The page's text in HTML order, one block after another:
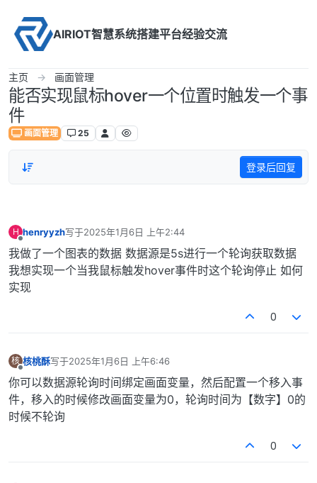
AIRIOT智慧系统搭建平台经验交流
主页 画面管理
能否实现鼠标hover一个位置时触发一个事
件
画面管理 25
登录后回复
H
离线
henryyzh写于2025年1月6日 上午2:44
最后由 编辑
我做了一个图表的数据 数据源是5s进行一个轮询获取数据
我想实现一个当我鼠标触发hover事件时这个轮询停止 如何
实现
0
核 核桃酥写于2025年1月6日 上午6:46
最后由 编辑
你可以数据源轮询时间绑定画面变量，然后配置一个移入事
件，移入的时候修改画面变量为0，轮询时间为【数字】0的
时候不轮询
0